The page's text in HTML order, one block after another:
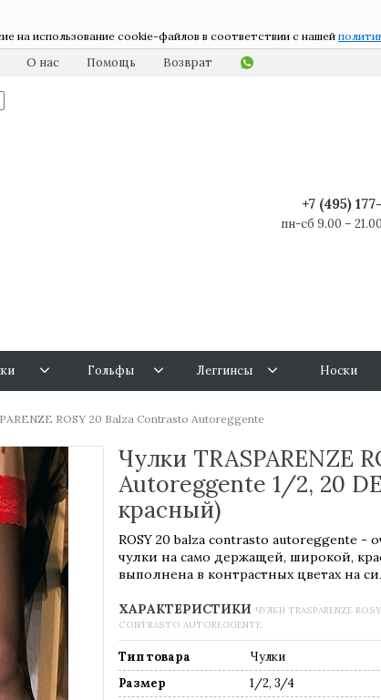
на использование cookie-файлов в соответствии с нашей
О нас Помощь Возврат
+7 (495)
пн-сб 9.00 –
Гольфы Леггинсы Носки
ROSY 20 Balza Contrasto Autoreggente
Чулки TRASPARENZE
Autoreggente 1/2, 20
красный)
ROSY 20 balza contrasto autoreggente -
чулки на само держащей, широкой,
выполнена в контрастных цветах на
ХАРАКТЕРИСТИКИ ЧУЛКИ TRASPARENZE
CONTRASTO AUTOREGGENTE
Тип товара
Чулки
Размер
1/2, 3/4